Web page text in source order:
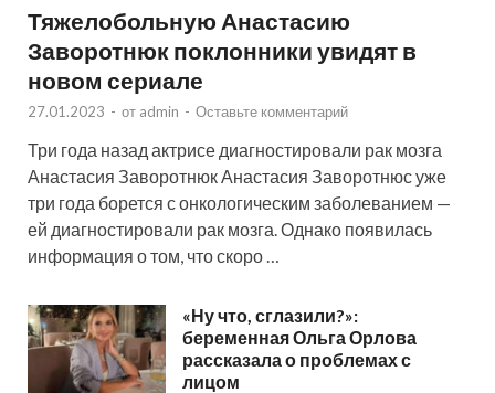
Тяжелобольную Анастасию
Заворотнюк поклонники увидят в
новом сериале
27.01.2023 - от admin - Оставьте комментарий
Три года назад актрисе диагностировали рак мозга
Анастасия Заворотнюк Анастасия Заворотнюс уже
три года борется с онкологическим заболеванием —
ей диагностировали рак мозга. Однако появилась
информация о том, что скоро …
«Ну что, сглазили?»:
беременная Ольга Орлова
рассказала о проблемах с
лицом